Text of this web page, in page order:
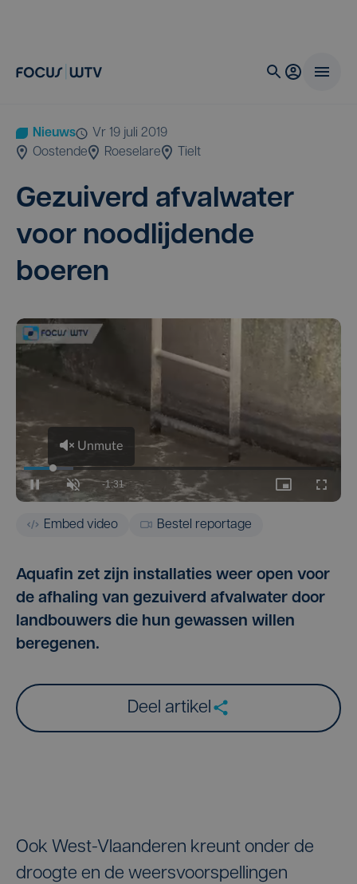
Nieuws
vr 19 juli 2019
Oostende
Roeselare Tielt
Gezui­verd afval­wa­ter
voor nood­lij­den­de
boeren
Embed video Bestel reportage
Aquafin zet zijn installaties weer open voor
de afhaling van gezuiverd afvalwater door
landbouwers die hun gewassen willen
beregenen.
Deel artikel
Ook West-Vlaanderen kreunt onder de
droogte en de weersvoorspellingen